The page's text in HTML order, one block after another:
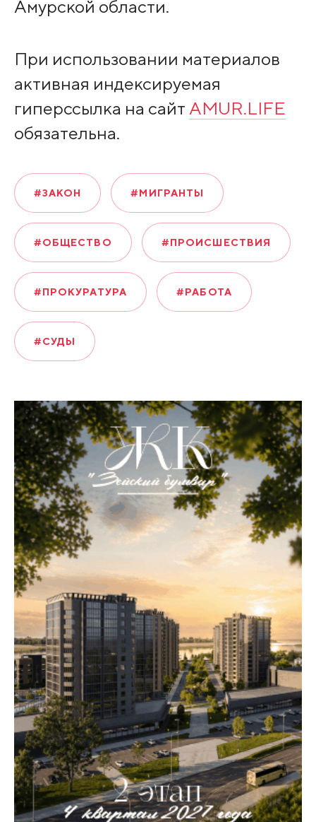
Амурской области.
При использовании материалов
активная индексируемая
гиперссылка на сайт AMUR.LIFE
обязательна.
#ЗАКОН #МИГРАНТЫ
#ОБЩЕСТВО #ПРОИСШЕСТВИЯ
#ПРОКУРАТУРА #РАБОТА
#СУДЫ